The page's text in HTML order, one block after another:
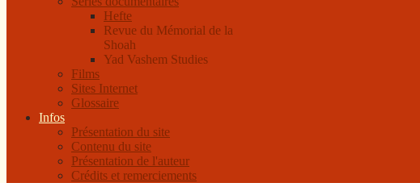
Hefte
Revue du Mémorial de la
Shoah
Yad Vashem Studies
Films
Sites Internet
Glossaire
Infos
Présentation du site
Contenu du site
Présentation de l'auteur
Crédits et remerciements